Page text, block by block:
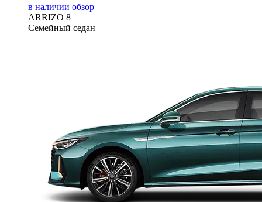
в наличии обзор
ARRIZO 8
Семейный седан